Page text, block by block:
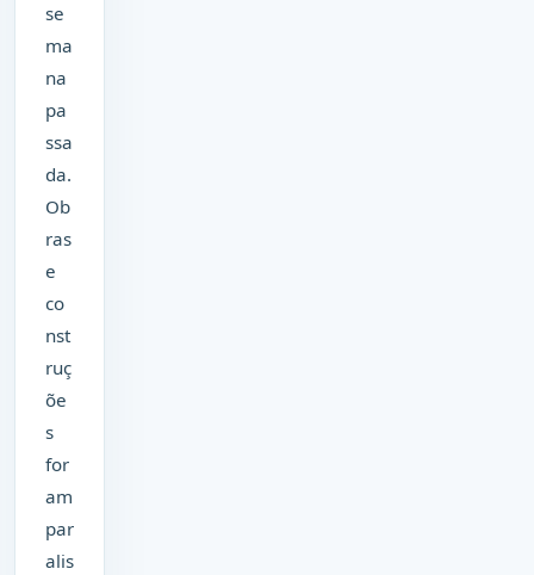
se
ma
na
pa
ssa
da.
Ob
ras
e
co
nst
ruç
õe
s
for
am
par
alis